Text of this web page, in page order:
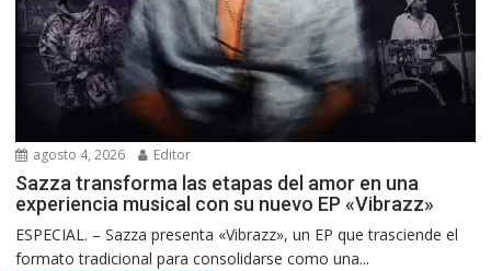
agosto 4, 2026 Editor
Sazza transforma las etapas del amor en una
experiencia musical con su nuevo EP «Vibrazz»
ESPECIAL. – Sazza presenta «Vibrazz», un EP que trasciende el
formato tradicional para consolidarse como una...